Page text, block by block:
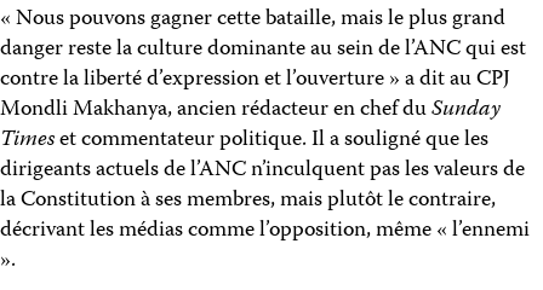
« Nous pouvons gagner cette bataille, mais le plus grand
danger reste la culture dominante au sein de l’ANC qui est
contre la liberté d’expression et l’ouverture » a dit au CPJ
Mondli Makhanya, ancien rédacteur en chef duSunday
Timeset commentateur politique. Il a souligné que les
dirigeants actuels de l’ANC n’inculquent pas les valeurs de
la Constitution à ses membres, mais plutôt le contraire,
décrivant les médias comme l’opposition, même « l’ennemi
».